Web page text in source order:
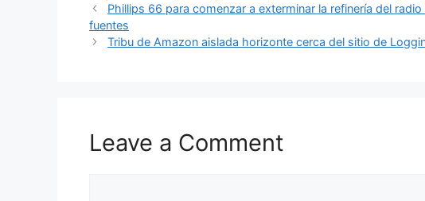
Phillips 66 para comenzar a exterminar la refinería del
fuentes
Tribu de Amazon aislada horizonte cerca del sitio de
Leave a Comment